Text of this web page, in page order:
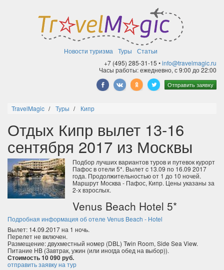
Новости туризма Туры
Статьи
+7 (495) 285-31-15 •info@travelmagic.ru
Часы работы: ежедневно, с 9:00 до 22:00
Отправить заявку
TravelMagic Туры Кипр
Отдых Кипр вылет 13-16
сентября 2017 из Москвы
Подбор лучших вариантов туров и путевок курорт
Пафос в отели 5*. Вылет c 13.09 по 16.09 2017
года. Продолжительностью от 1 до 10 ночей.
Маршрут Москва - Пафос, Кипр. Цены указаны за
2-х взрослых.
Venus Beach Hotel 5*
Подробная информация об отеле Venus Beach - Hotel
Вылет: 14.09.2017 на 1 ночь.
Перелет не включен.
Размещение: двухместный номер (DBL) Twin Room, Side Sea View.
Питание HB (Завтрак, ужин (или иногда обед на выбор)).
Стоимость 10 090 руб.
отправить заявку на тур